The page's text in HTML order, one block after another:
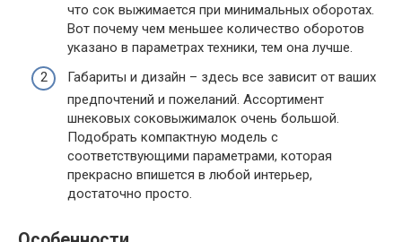
что сок выжимается при минимальных оборотах.
Вот почему чем меньшее количество оборотов
указано в параметрах техники, тем она лучше.
Габариты и дизайн – здесь все зависит от ваших
предпочтений и пожеланий. Ассортимент
шнековых соковыжималок очень большой.
Подобрать компактную модель с
соответствующими параметрами, которая
прекрасно впишется в любой интерьер,
достаточно просто.